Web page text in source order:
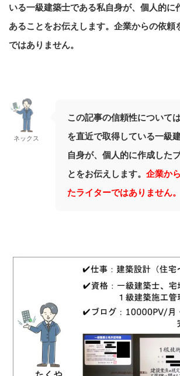
いる一級建築士である私自身が、個人的に
あることをお伝えします。企業からの依頼
ではありません。
ネックス
この記事の信頼性について
を直近で取得している一級
自身が、個人的に作成した
とをお伝えします。 企業か
たライターではありません。